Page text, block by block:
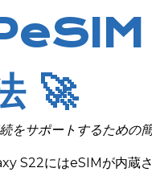
🚀
をサポートするための
S22にはeSIMが内蔵